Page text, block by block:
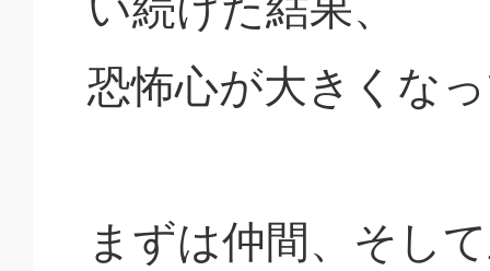
恐怖心が大きくな
まずは仲間、そし